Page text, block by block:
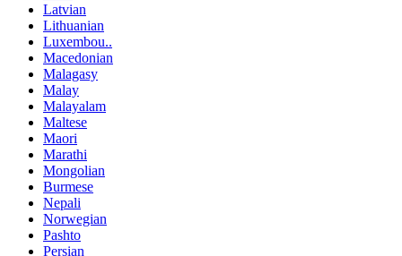
Latvian
Lithuanian
Luxembou..
Macedonian
Malagasy
Malay
Malayalam
Maltese
Maori
Marathi
Mongolian
Burmese
Nepali
Norwegian
Pashto
Persian